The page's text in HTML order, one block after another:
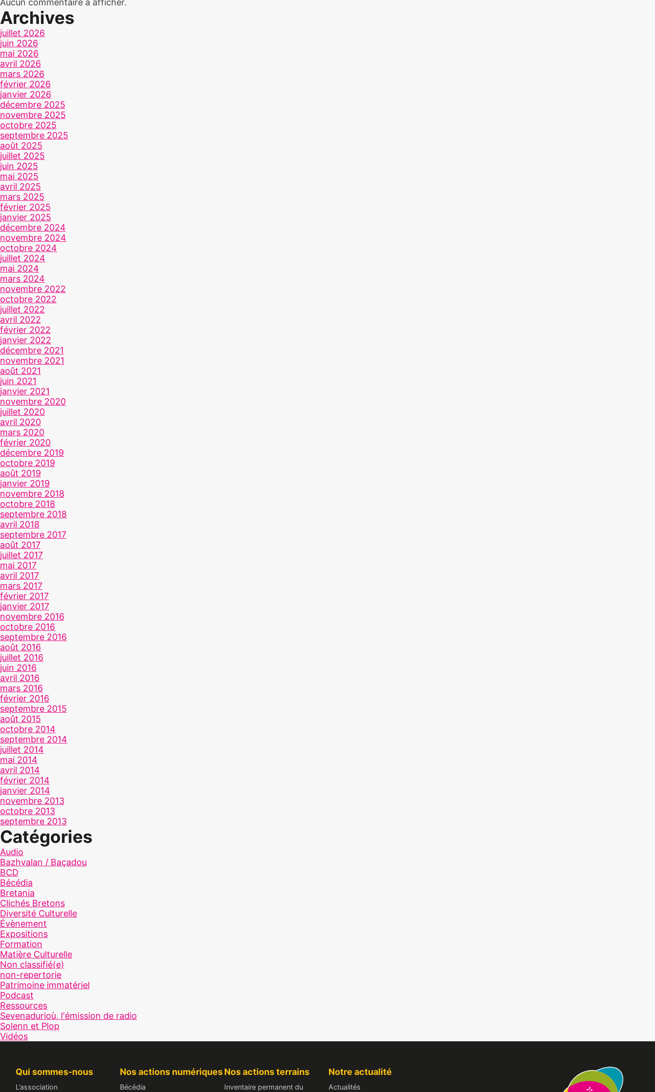
Aucun commentaire à afficher.
Archives
juillet 2026
juin 2026
mai 2026
avril 2026
mars 2026
février 2026
janvier 2026
décembre 2025
novembre 2025
octobre 2025
septembre 2025
août 2025
juillet 2025
juin 2025
mai 2025
avril 2025
mars 2025
février 2025
janvier 2025
décembre 2024
novembre 2024
octobre 2024
juillet 2024
mai 2024
mars 2024
novembre 2022
octobre 2022
juillet 2022
avril 2022
février 2022
janvier 2022
décembre 2021
novembre 2021
août 2021
juin 2021
janvier 2021
novembre 2020
juillet 2020
avril 2020
mars 2020
février 2020
décembre 2019
octobre 2019
août 2019
janvier 2019
novembre 2018
octobre 2018
septembre 2018
avril 2018
septembre 2017
août 2017
juillet 2017
mai 2017
avril 2017
mars 2017
février 2017
janvier 2017
novembre 2016
octobre 2016
septembre 2016
août 2016
juillet 2016
juin 2016
avril 2016
mars 2016
février 2016
septembre 2015
août 2015
octobre 2014
septembre 2014
juillet 2014
mai 2014
avril 2014
février 2014
janvier 2014
novembre 2013
octobre 2013
septembre 2013
Catégories
Audio
Bazhvalan / Baçadou
BCD
Bécédia
Bretania
Clichés Bretons
Diversité Culturelle
Évènement
Expositions
Formation
Matière Culturelle
Non classifié(e)
non-repertorie
Patrimoine immatériel
Podcast
Ressources
Sevenadurioù, l'émission de radio
Solenn et Plop
Vidéos
Qui sommes-nous
L’association
Nos actions numériques
Bécédia
Nos actions terrains
Inventaire permanent du
Notre actualité
Actualités